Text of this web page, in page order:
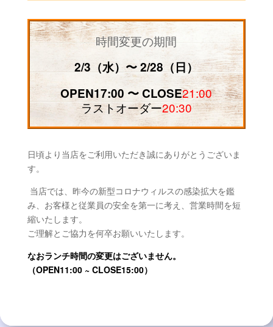
時間変更の期間
2/3（水）〜 2/28（日）
OPEN17:00 〜 CLOSE21:00
ラストオーダー20:30
日頃より当店をご利用いただき誠にありがとうございま
す。
当店では、昨今の新型コロナウィルスの感染拡大を鑑
み、お客様と従業員の安全を第一に考え、営業時間を短
縮いたします。
ご理解とご協力を何卒お願いいたします。
なおランチ時間の変更はございません。
（OPEN11:00 ~ CLOSE15:00）